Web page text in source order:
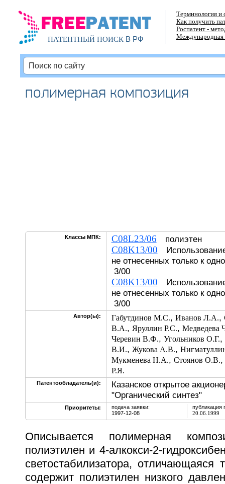
ПАТЕНТНЫЙ ПОИСКВ РФ
Терминология и
Как получить
Роспатент -
Международная
полимерная композиция
Классы МПК: C08L23/06 полиэтен
C08K13/00
не отнесенных только к
3/00
C08K13/00
не отнесенных только к
3/00
Автор(ы): Габутдинов М.С., Иванов Л.А.,
В.А., Яруллин Р.С., Медведева
Черевин В.Ф., Угольников О.Г.,
В.И., Жукова А.В.,
Мукменева Н.А., Стоянов О.В.,
Р.Я.
Патентообладатель(и):
Казанское открытое
"Органический синтез"
Приоритеты:
подача заявки:
1997-12-08
публикация
20.06.1999
Описывается полимерная
полиэтилен и 4-алкокси-2-
светостабилизатора, отличающаяся
содержит полиэтилен низкого